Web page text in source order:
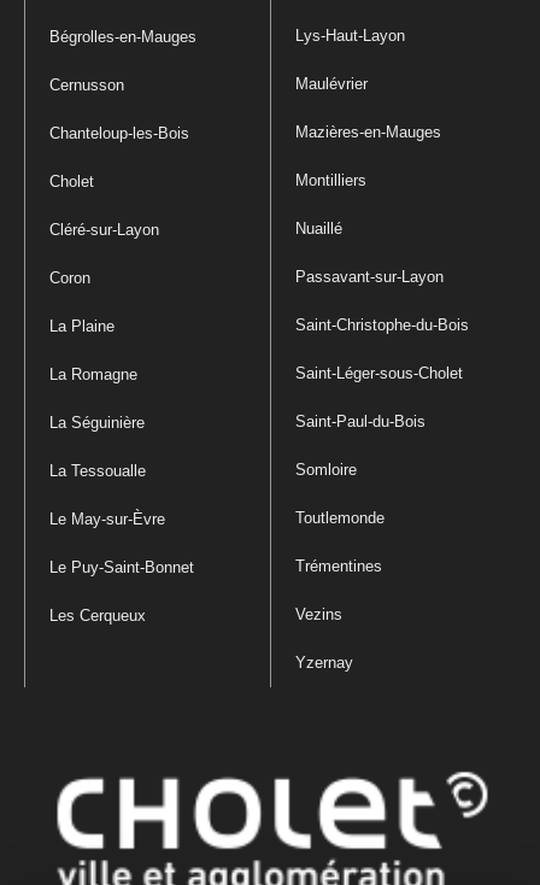
Bégrolles-en-Mauges
Cernusson
Chanteloup-les-Bois
Cholet
Cléré-sur-Layon
Coron
La Plaine
La Romagne
La Séguinière
La Tessoualle
Le May-sur-Èvre
Le Puy-Saint-Bonnet
Les Cerqueux
Lys-Haut-Layon
Maulévrier
Mazières-en-Mauges
Montilliers
Nuaillé
Passavant-sur-Layon
Saint-Christophe-du-Bois
Saint-Léger-sous-Cholet
Saint-Paul-du-Bois
Somloire
Toutlemonde
Trémentines
Vezins
Yzernay